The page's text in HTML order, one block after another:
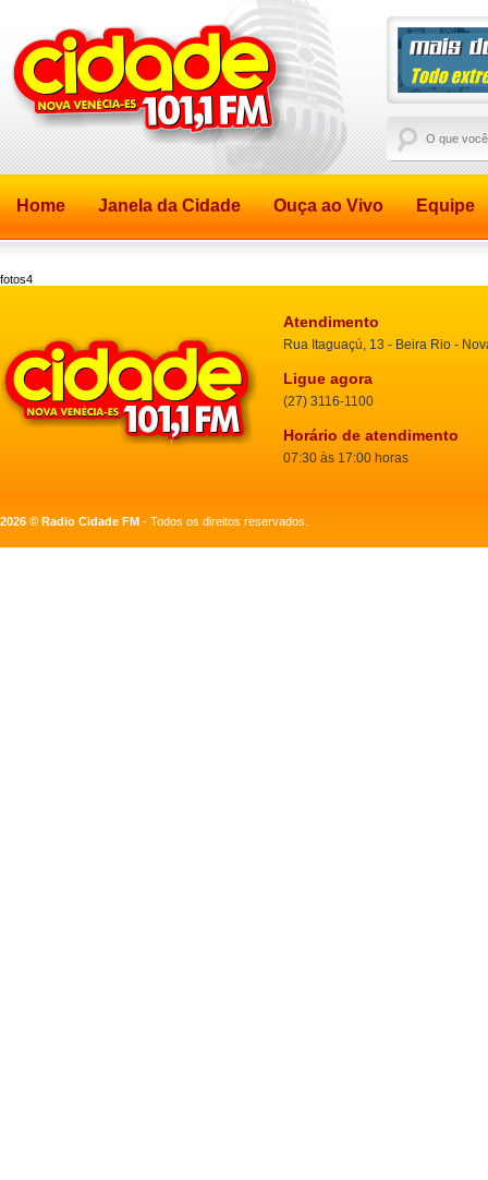
Home Janela da Cidade Ouça ao Vivo Equipe
fotos4
Atendimento
Rua Itaguaçú, 13 - Beira Rio -
Ligue agora
(27) 3116-1100
Horário de atendimento
07:30 às 17:00 horas
2026 © Radio Cidade FM - Todos os direitos reservados.